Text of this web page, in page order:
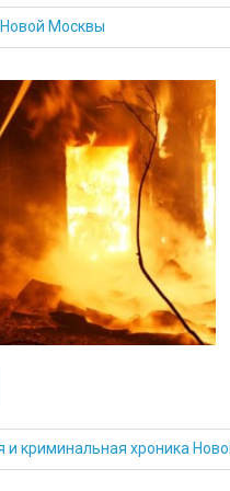
Москвы
и криминальная хроника